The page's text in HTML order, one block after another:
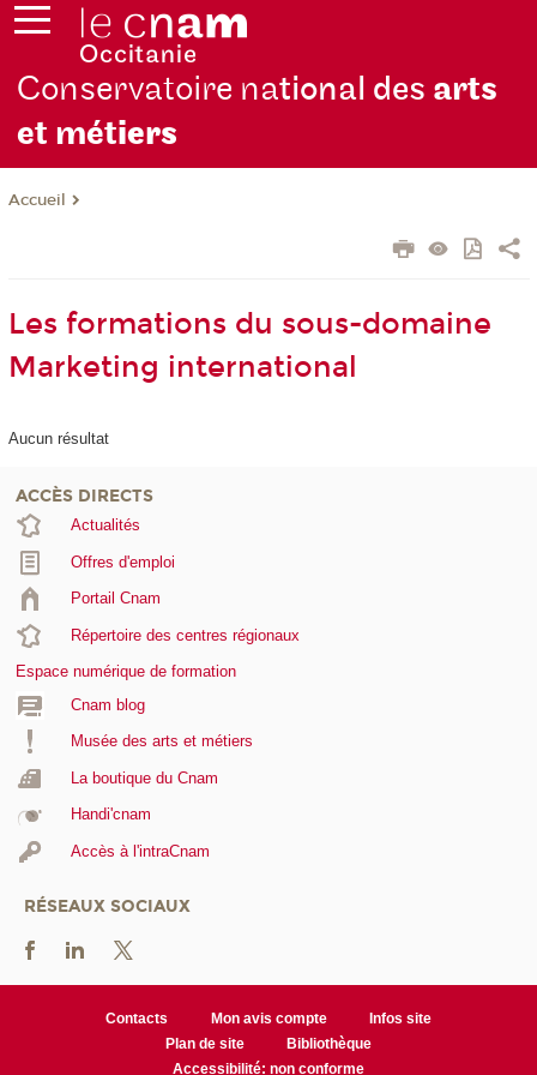
Conservatoire national des arts
et métiers
Accueil
Les formations du sous-domaine
Marketing international
Aucun résultat
ACCÈS DIRECTS
Actualités
Offres d'emploi
Portail Cnam
Répertoire des centres régionaux
Espace numérique de formation
Cnam blog
Musée des arts et métiers
La boutique du Cnam
Handi'cnam
Accès à l'intraCnam
RÉSEAUX SOCIAUX
Contacts Mon avis compte
Infos site
Plan de site
Bibliothèque
Accessibilité: non conforme